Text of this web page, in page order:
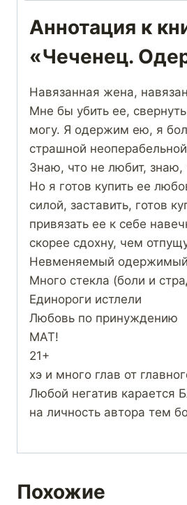
Аннотация к
«Чеченец.
Навязанная жена,
Мне бы убить ее,
могу. Я одержим ею, я
страшной
Знаю, что не любит, знаю,
Но я готов купить ее
силой, заставить, готов
привязать ее к себе
скорее сдохну, чем
Невменяемый одержимый
Много стекла (боли и
Единороги истлели
Любовь по принуждению
МАТ!
21+
хэ и много глав от
Любой негатив карается
на личность автора тем
Похожие